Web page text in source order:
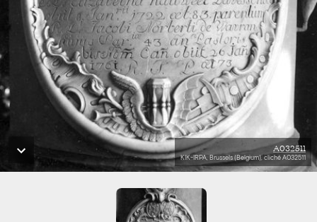
A032511
KIK-IRPA, Brussels (Belgium), cliché A032511